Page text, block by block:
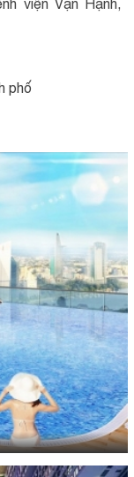
viện Vạn Hạnh,
phố